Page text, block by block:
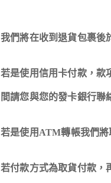
我們將在收到退貨包裹後
若是使用信用卡付款，款
間請您與您的發卡銀行聯
若是使用ATM轉帳我們將
若付款方式為取貨付款，